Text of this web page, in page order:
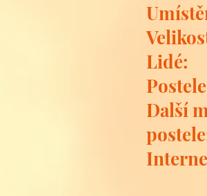
Lidé:
Další